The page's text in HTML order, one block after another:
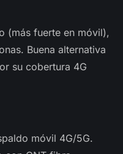
(más fuerte en móvil),
Buena alternativa
su cobertura 4G
móvil 4G/5G.